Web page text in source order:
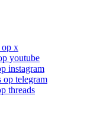
op x
youtube
instagram
op telegram
threads